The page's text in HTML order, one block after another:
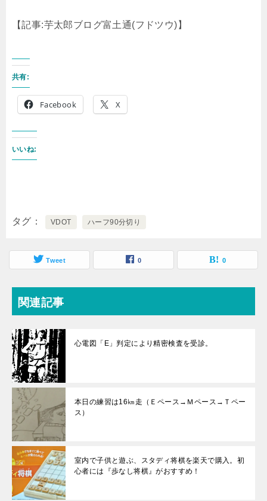
【記事:芋太郎ブログ富土通(フドツウ)】
共有:
Facebook X
いいね:
タグ VDOT ハーフ90分切り
Tweet 0 0
関連記事
心電図「E」判定により精密検査を受診。
本日の練習は16㎞走（Ｅペース→Ｍペース→Ｔペー
ス）
室内で子供と遊ぶ、スタディ将棋を楽天で購入。初
心者には『歩なし将棋』がおすすめ！